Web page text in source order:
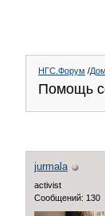
НГС.Форум /
Помощь
jurmala
activist
Сообщений: 130